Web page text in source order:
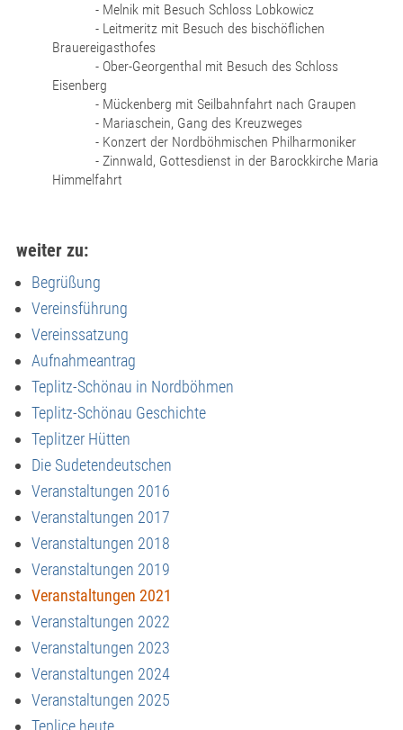
- Melnik mit Besuch Schloss Lobkowicz
- Leitmeritz mit Besuch des bischöflichen
Brauereigasthofes
- Ober-Georgenthal mit Besuch des Schloss
Eisenberg
- Mückenberg mit Seilbahnfahrt nach Graupen
- Mariaschein, Gang des Kreuzweges
- Konzert der Nordböhmischen Philharmoniker
- Zinnwald, Gottesdienst in der Barockkirche Maria
Himmelfahrt
weiter zu:
Begrüßung
Vereinsführung
Vereinssatzung
Aufnahmeantrag
Teplitz-Schönau in Nordböhmen
Teplitz-Schönau Geschichte
Teplitzer Hütten
Die Sudetendeutschen
Veranstaltungen 2016
Veranstaltungen 2017
Veranstaltungen 2018
Veranstaltungen 2019
Veranstaltungen 2021
Veranstaltungen 2022
Veranstaltungen 2023
Veranstaltungen 2024
Veranstaltungen 2025
Teplice heute